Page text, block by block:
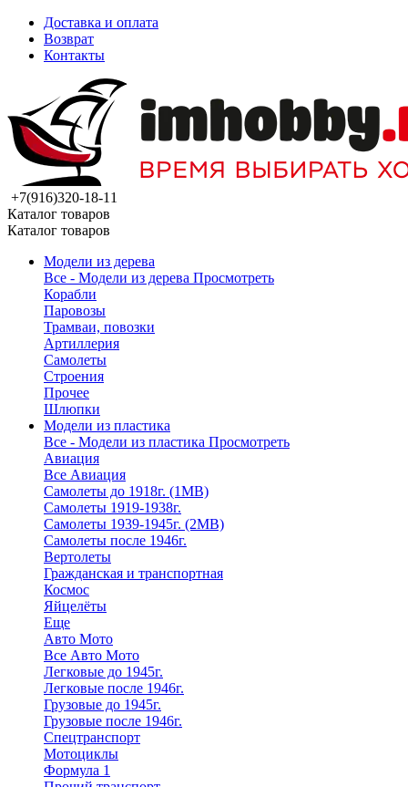
Доставка и оплата
Возврат
Контакты
+7(916)320-18-11
Каталог товаров
Каталог товаров
Модели из дерева
Все - Модели из дерева Просмотреть
Корабли
Паровозы
Трамваи, повозки
Артиллерия
Самолеты
Строения
Прочее
Шлюпки
Модели из пластика
Все - Модели из пластика Просмотреть
Авиация
Все Авиация
Самолеты до 1918г. (1МВ)
Самолеты 1919-1938г.
Самолеты 1939-1945г. (2МВ)
Самолеты после 1946г.
Вертолеты
Гражданская и транспортная
Космос
Яйцелёты
Еще
Авто Мото
Все Авто Мото
Легковые до 1945г.
Легковые после 1946г.
Грузовые до 1945г.
Грузовые после 1946г.
Спецтранспорт
Мотоциклы
Формула 1